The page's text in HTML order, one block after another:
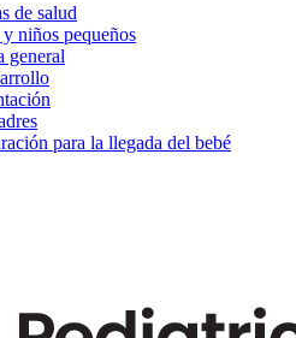
de salud
niños pequeños
general
para la llegada del bebé